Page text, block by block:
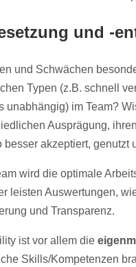
und -
und Schwächen
Typen (z.B. schnell
unabhängig) im Team?
Ausprägung,
akzeptiert, genutzt
wird die optimale
leisten Auswertungen,
und Transparenz.
ist vor allem die
Skills/Kompetenzen